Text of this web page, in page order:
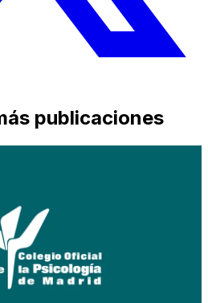
publicaciones